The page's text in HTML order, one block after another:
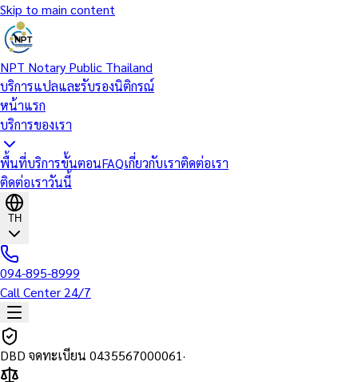
Skip to main content
NPT Notary Public Thailand
บริการแปลและรับรองนิติกรณ์
หน้าแรก
บริการของเรา
พื้นที่บริการขั้นตอนFAQเกี่ยวกับเราติดต่อเรา
ติดต่อเราวันนี้
TH
094-895-8999
Call Center 24/7
DBD จดทะเบียน 0435567000061·